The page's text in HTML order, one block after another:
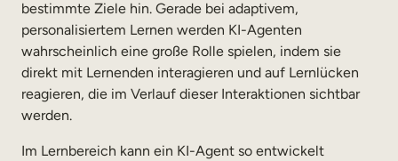
bestimmte Ziele hin. Gerade bei adaptivem,
personalisiertem Lernen werden KI-Agenten
wahrscheinlich eine große Rolle spielen, indem sie
direkt mit Lernenden interagieren und auf Lernlücken
reagieren, die im Verlauf dieser Interaktionen sichtbar
werden.
Im Lernbereich kann ein KI-Agent so entwickelt